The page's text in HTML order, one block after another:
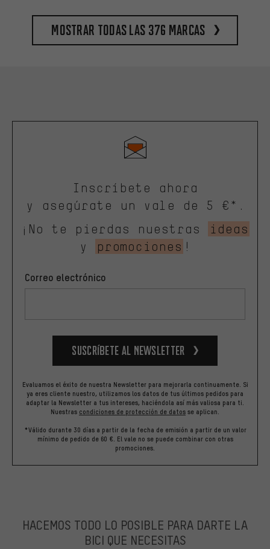
Mostrar todas las 376 marcas
Inscríbete ahora
y asegúrate un vale de 5 €*.
¡No te pierdas nuestras
ideas
y
promociones !
Correo electrónico
Suscríbete al newsletter
Evaluamos el éxito de nuestra Newsletter para mejorarla continuamente. Si
ya eres cliente nuestro, utilizamos los datos de tus últimos pedidos para
adaptar la Newsletter a tus intereses, haciéndola así más valiosa para ti.
Nuestras condiciones de protección de datos se aplican.
*Válido durante 30 días a partir de la fecha de emisión a partir de un valor
mínimo de pedido de 60 €. El vale no se puede combinar con otras
promociones.
HACEMOS TODO LO POSIBLE PARA DARTE LA
BICI QUE NECESITAS